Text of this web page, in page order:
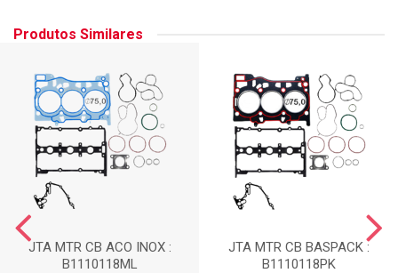
Produtos Similares
JTA MTR CB ACO INOX :
B1110118ML
JTA MTR CB BASPACK :
B1110118PK